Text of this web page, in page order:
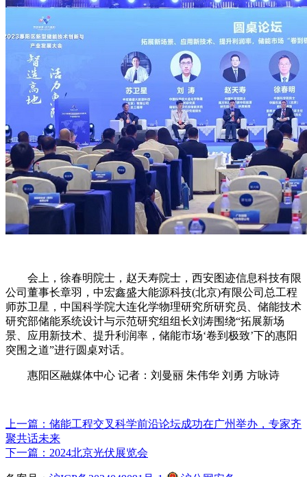
会上，徐春明院士，赵天寿院士，西安图迹信息科技有限
公司董事长章羽，中宏鑫盛大能源科技(北京)有限公司总工程
师苏卫星，中国科学院大连化学物理研究所研究员、储能技术
研究部储能系统设计与示范研究组组长刘涛围绕“拓展新场
景、应用新技术、提升利润率，储能市场‘卷到极致’下的惠阳
突围之道”进行圆桌对话。
惠阳区融媒体中心 记者：刘曼丽 朱伟华 刘勇 方咏诗
上一篇：储能工程交叉科学前沿论坛成功在广州举办，专家齐
聚共话未来
下一篇：2024北京光伏展览会